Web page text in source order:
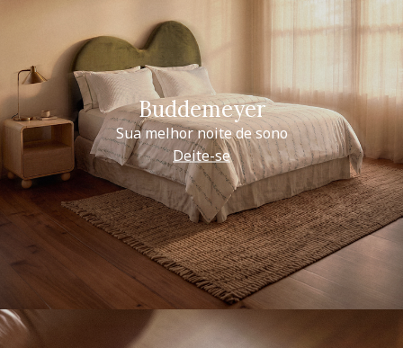
Buddemeyer
Sua melhor noite de sono
Deite-se